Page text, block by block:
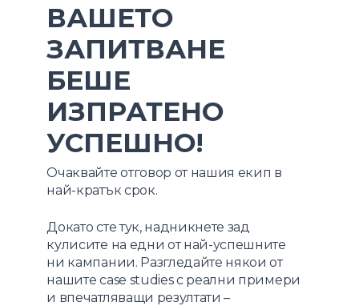
ВАШЕТО
ЗАПИТВАНЕ
БЕШЕ
ИЗПРАТЕНО
УСПЕШНО!
Очаквайте отговор от нашия екип в
най-кратък срок.
Докато сте тук, надникнете зад
кулисите на едни от най-успешните
ни кампании. Разгледайте някои от
нашите case studies с реални примери
и впечатляващи резултати –